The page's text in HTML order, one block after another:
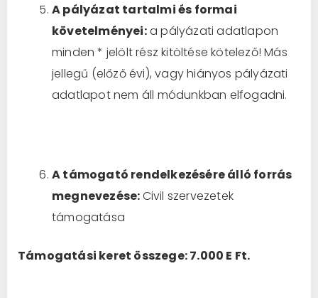
A pályázat tartalmi és formai
követelményei:a pályázati adatlapon
minden * jelölt rész kitöltése kötelező! Más
jellegű (előző évi), vagy hiányos pályázati
adatlapot nem áll módunkban elfogadni.
A támogató rendelkezésére álló forrás
megnevezése:Civil szervezetek
támogatása
Támogatási keret összege: 7.000 E Ft.